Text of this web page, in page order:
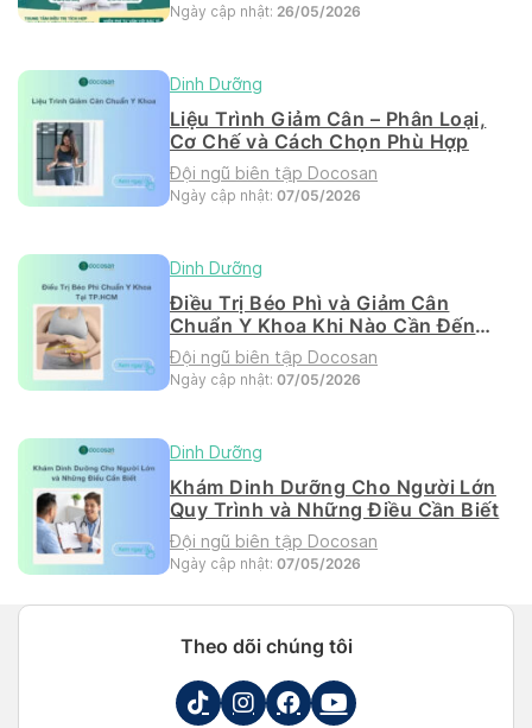
Ngày cập nhật: 26/05/2026
Dinh Dưỡng
Liệu Trình Giảm Cân – Phân Loại,
Cơ Chế và Cách Chọn Phù Hợp
Đội ngũ biên tập Docosan
Ngày cập nhật: 07/05/2026
Dinh Dưỡng
Điều Trị Béo Phì và Giảm Cân
Chuẩn Y Khoa Khi Nào Cần Đến
Phòng Khám?
Đội ngũ biên tập Docosan
Ngày cập nhật: 07/05/2026
Dinh Dưỡng
Khám Dinh Dưỡng Cho Người Lớn
Quy Trình và Những Điều Cần Biết
Đội ngũ biên tập Docosan
Ngày cập nhật: 07/05/2026
Theo dõi chúng tôi